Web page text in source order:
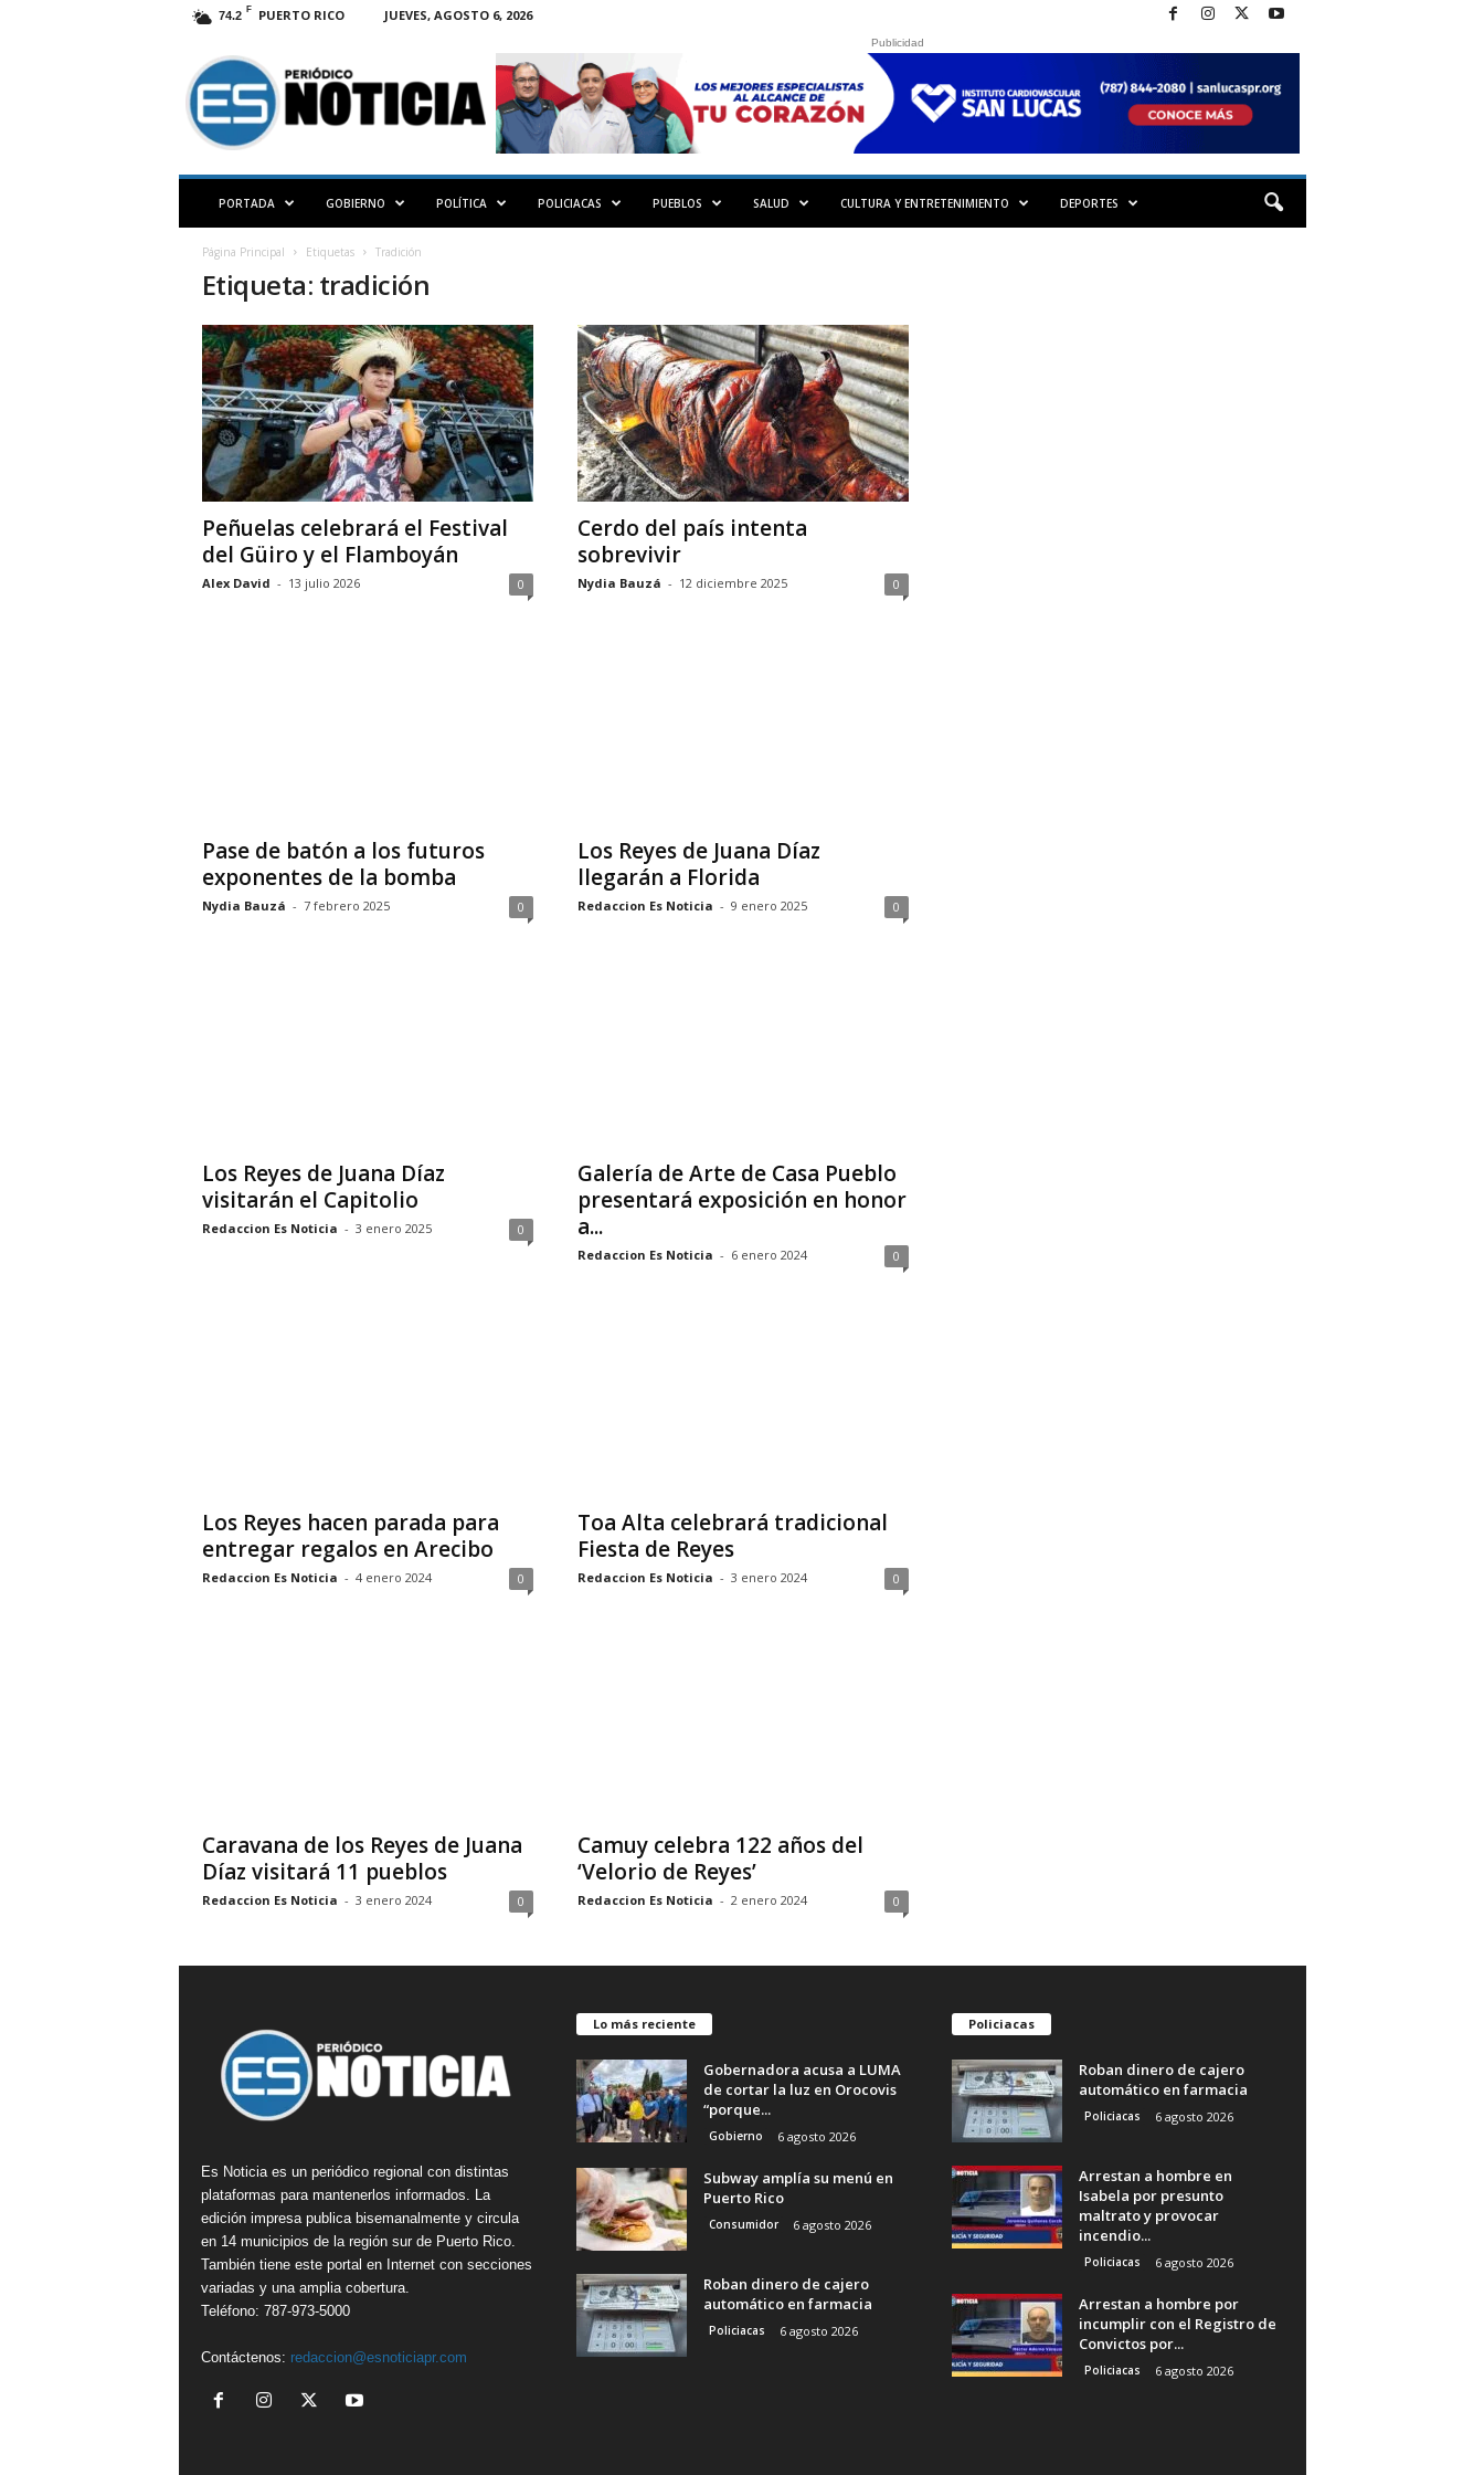
74.2 F PUERTO RICO JUEVES, AGOSTO 6, 2026
S
N
O
Publicidad
PORTADA GOBIERNO POLÍTICA POLICIACAS PUEBLOS SALUD CULTURA Y ENTRETENIMIENTO DEPORTES
Página Principal Etiquetas Tradición
Etiqueta: tradición
Peñuelas celebrará el Festival
del Güiro y el Flamboyán
Alex David - 13 julio 2026 0
Cerdo del país intenta
sobrevivir
Nydia Bauzá - 12 diciembre 2025 0
Pase de batón a los futuros
exponentes de la bomba
Nydia Bauzá - 7 febrero 2025 0
Los Reyes de Juana Díaz
llegarán a Florida
Redaccion Es Noticia - 9 enero 2025 0
Los Reyes de Juana Díaz
visitarán el Capitolio
Redaccion Es Noticia - 3 enero 2025 0
Galería de Arte de Casa Pueblo
presentará exposición en honor
a...
Redaccion Es Noticia - 6 enero 2024 0
Los Reyes hacen parada para
entregar regalos en Arecibo
Redaccion Es Noticia - 4 enero 2024 0
Toa Alta celebrará tradicional
Fiesta de Reyes
Redaccion Es Noticia - 3 enero 2024 0
Caravana de los Reyes de Juana
Díaz visitará 11 pueblos
Redaccion Es Noticia - 3 enero 2024 0
Camuy celebra 122 años del
‘Velorio de Reyes’
Redaccion Es Noticia - 2 enero 2024 0
Es Noticia es un periódico regional con distintas
plataformas para mantenerlos informados. La
edición impresa publica bisemanalmente y circula
en 14 municipios de la región sur de Puerto Rico.
También tiene este portal en Internet con secciones
variadas y una amplia cobertura.
Teléfono: 787-973-5000
Contáctenos: redaccion@esnoticiapr.com
Lo más reciente
Gobernadora acusa a LUMA
de cortar la luz en Orocovis
“porque...
Gobierno 6 agosto 2026
Subway amplía su menú en
Puerto Rico
Consumidor 6 agosto 2026
Roban dinero de cajero
automático en farmacia
Policiacas 6 agosto 2026
Policiacas
Roban dinero de cajero
automático en farmacia
Policiacas 6 agosto 2026
Arrestan a hombre en
Isabela por presunto
maltrato y provocar
incendio...
Policiacas 6 agosto 2026
Arrestan a hombre por
incumplir con el Registro de
Convictos por...
Policiacas 6 agosto 2026